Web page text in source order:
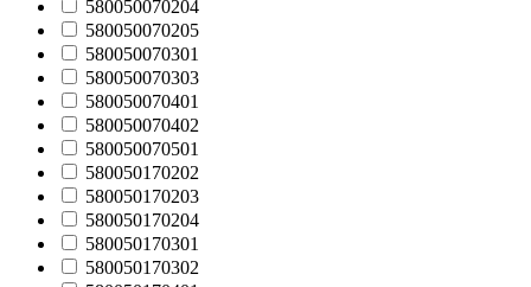
580050070204
580050070205
580050070301
580050070303
580050070401
580050070402
580050070501
580050170202
580050170203
580050170204
580050170301
580050170302